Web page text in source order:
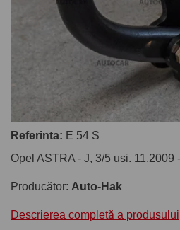
Referinta: E 54 S
Opel ASTRA - J, 3/5 usi. 11.2009
Producător: Auto-Hak
Descrierea completă a produsului